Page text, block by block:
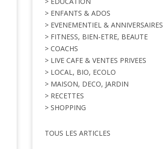
> ENFANTS & ADOS
> EVENEMENTIEL & ANNIVERSAIRES
> FITNESS, BIEN-ETRE, BEAUTE
> COACHS
> LIVE CAFE & VENTES PRIVEES
> LOCAL, BIO, ECOLO
> MAISON, DECO, JARDIN
> RECETTES
> SHOPPING
TOUS LES ARTICLES